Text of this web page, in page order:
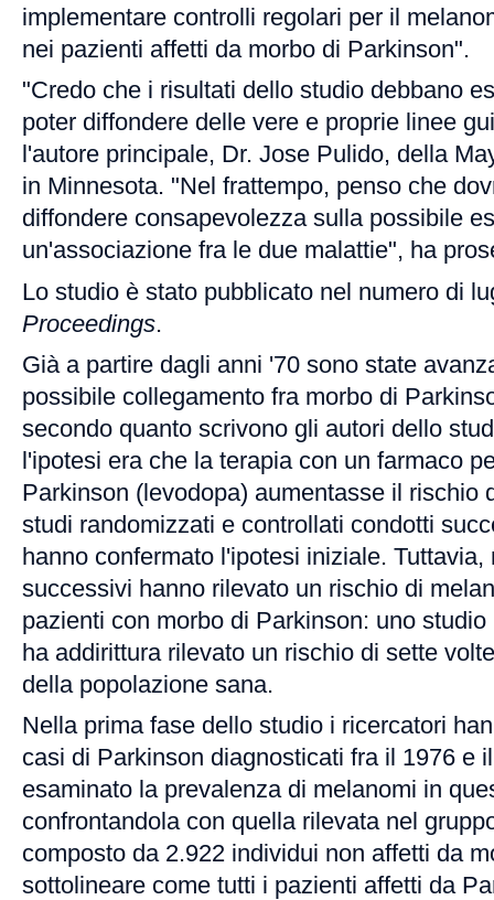
implementare controlli regolari per il
nei pazienti affetti da morbo di Parkinson".
"Credo che i risultati dello studio debbano
poter diffondere delle vere e proprie linee
l'autore principale, Dr. Jose Pulido, della
in Minnesota. "Nel frattempo, penso che
diffondere consapevolezza sulla possibile
un'associazione fra le due malattie", ha
Lo studio è stato pubblicato nel numero di
Proceedings.
Già a partire dagli anni '70 sono state
possibile collegamento fra morbo di
secondo quanto scrivono gli autori dello
l'ipotesi era che la terapia con un farmaco
Parkinson (levodopa) aumentasse il rischio
studi randomizzati e controllati condotti
hanno confermato l'ipotesi iniziale. Tuttavia,
successivi hanno rilevato un rischio di
pazienti con morbo di Parkinson: uno
ha addirittura rilevato un rischio di sette
della popolazione sana.
Nella prima fase dello studio i ricercatori
casi di Parkinson diagnosticati fra il 1976 e
esaminato la prevalenza di melanomi in
confrontandola con quella rilevata nel
composto da 2.922 individui non affetti da
sottolineare come tutti i pazienti affetti da